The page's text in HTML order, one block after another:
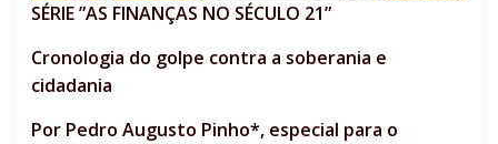
SÉRIE ”AS FINANÇAS NO SÉCULO 21”
Cronologia do golpe contra a soberania e
cidadania
Por Pedro Augusto Pinho*, especial para o